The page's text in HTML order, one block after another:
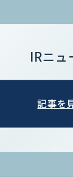
IRニュ
記事を